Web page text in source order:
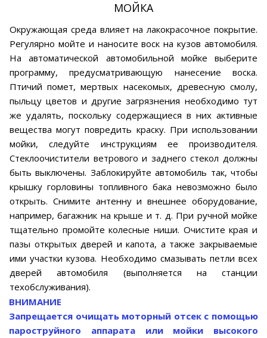
МОЙКА
Окружающая среда влияет на лакокрасочное покрытие.
Регулярно мойте и наносите воск на кузов автомобиля.
На автоматической автомобильной мойке выберите
программу, предусматривающую нанесение воска.
Птичий помет, мертвых насекомых, древесную смолу,
пыльцу цветов и другие загрязнения необходимо тут
же удалять, поскольку содержащиеся в них активные
вещества могут повредить краску. При использовании
мойки, следуйте инструкциям ее производителя.
Стеклоочистители ветрового и заднего стекол должны
быть выключены. Заблокируйте автомобиль так, чтобы
крышку горловины топливного бака невозможно было
открыть. Снимите антенну и внешнее оборудование,
например, багажник на крыше и т. д. При ручной мойке
тщательно промойте колесные ниши. Очистите края и
пазы открытых дверей и капота, а также закрываемые
ими участки кузова. Необходимо смазывать петли всех
дверей автомобиля (выполняется на станции
техобслуживания).
ВНИМАНИЕ
Запрещается очищать моторный отсек с помощью
пароструйного аппарата или мойки высокого